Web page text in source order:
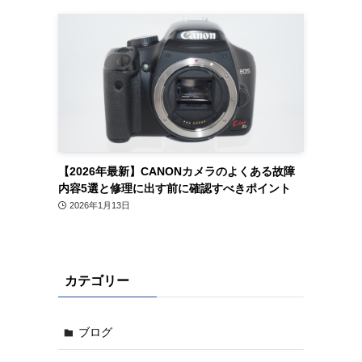
【2026年最新】CANONカメラのよくある故障
内容5選と修理に出す前に確認すべきポイント
2026年1月13日
カテゴリー
ブログ